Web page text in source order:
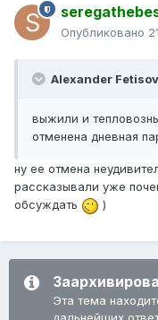
Опубликовано
Alexander
выжили и
отменена дневная
ну ее отмена
рассказывали уже
обсуждать
)
Эта тема